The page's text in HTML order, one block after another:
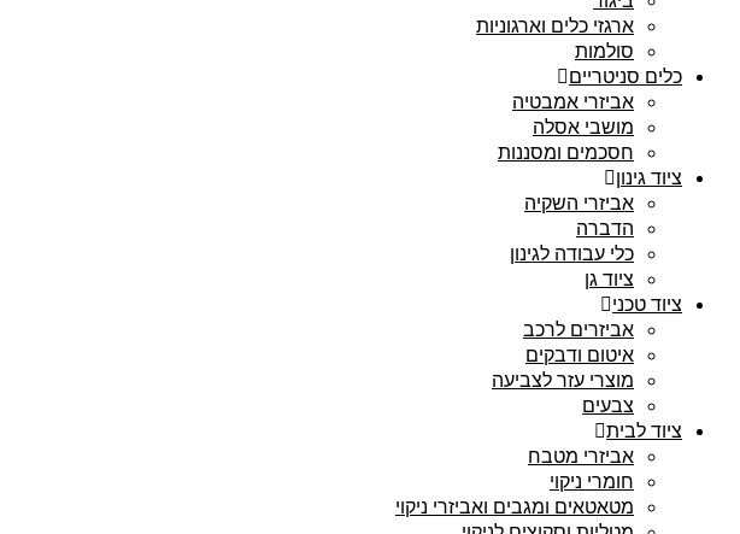
ארגזי כלים וארגוניות
סולמות
כלים סניטריים
אביזרי אמבטיה
מושבי אסלה
חסכמים ומסננות
ציוד גינון
אביזרי השקיה
הדברה
כלי עבודה לגינון
ציוד גן
ציוד טכני
אביזרים לרכב
איטום ודבקים
מוצרי עזר לצביעה
צבעים
ציוד לבית
אביזרי מטבח
חומרי ניקוי
מטאטאים ומגבים ואביזרי ניקוי